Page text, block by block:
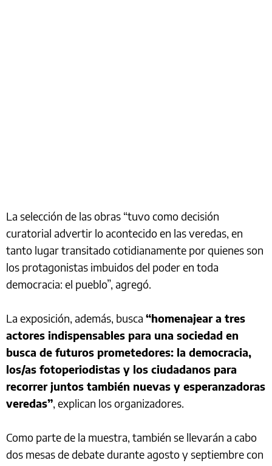
La selección de las obras “tuvo como decisión
curatorial advertir lo acontecido en las veredas, en
tanto lugar transitado cotidianamente por quienes son
los protagonistas imbuidos del poder en toda
democracia: el pueblo”, agregó.
La exposición, además, busca “homenajear a tres
actores indispensables para una sociedad en
busca de futuros prometedores: la democracia,
los/as fotoperiodistas y los ciudadanos para
recorrer juntos también nuevas y esperanzadoras
veredas”, explican los organizadores.
Como parte de la muestra, también se llevarán a cabo
dos mesas de debate durante agosto y septiembre con